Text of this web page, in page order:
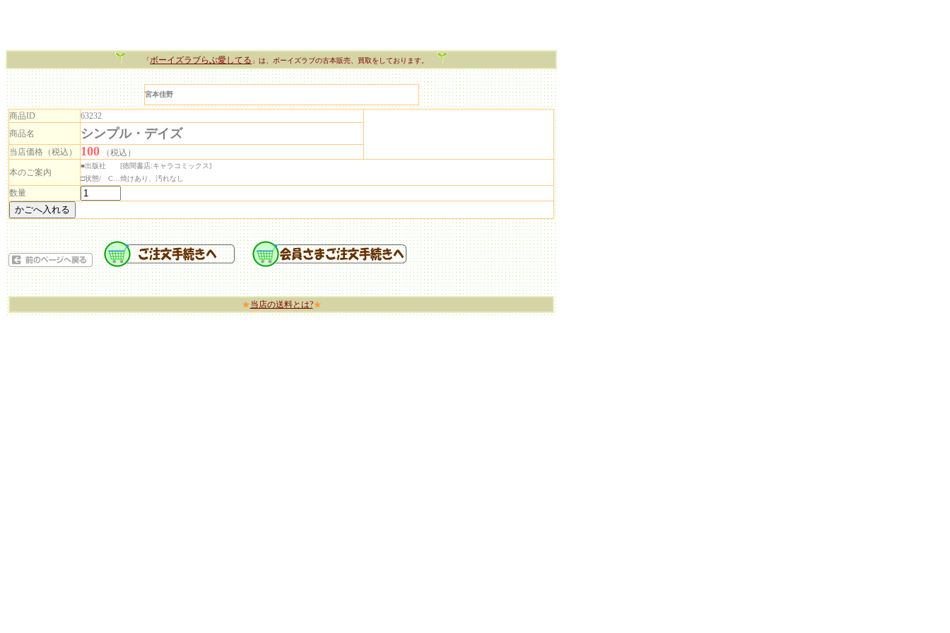
「ボーイズラブらぶ愛してる 」は、ボーイズラブの古本販売、買取をしております。
宮本佳野
商品ID
63232
商品名
シンプル・デイズ
当店価格（税込） 100
（税込）
本のご案内
■出版社 [徳間書店:キャラコミックス]
□状態/ C…焼けあり、汚れなし
数量
★当店の送料とは?★